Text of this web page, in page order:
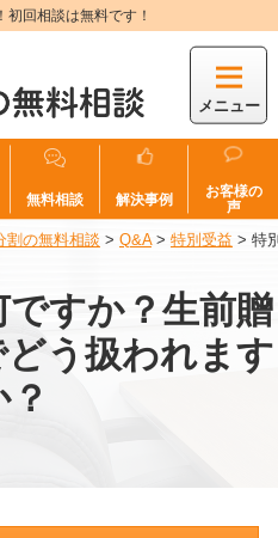
回相談は無料です！
メニュー
無料相談 解決事例
お客様の
声
割の無料相談 > Q&A> 特別受益 > 特
すか？生前贈
う扱われます